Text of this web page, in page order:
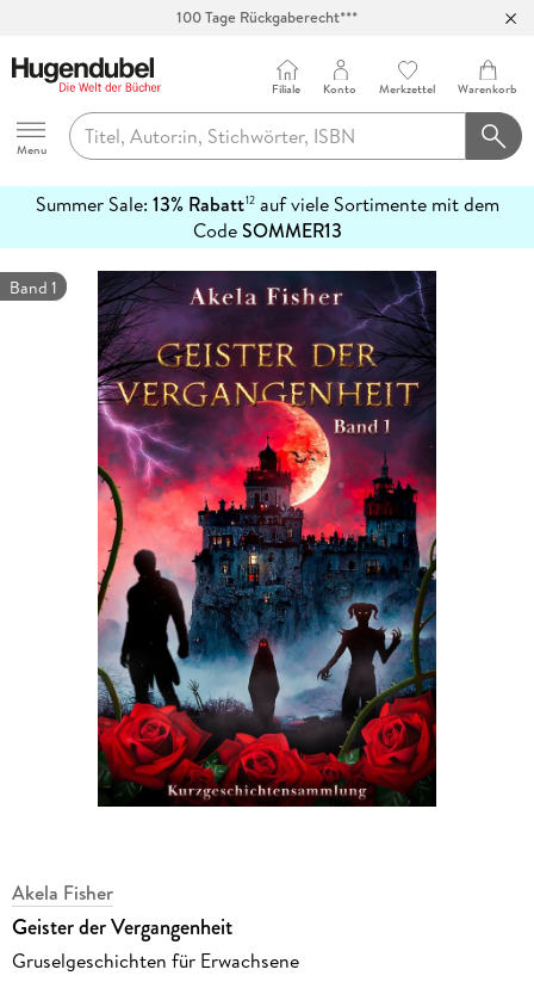
100 Tage Rückgaberecht***
Hugendubel
Menu
Filiale Konto Merkzettel Warenkorb
Summer Sale: 13% Rabatt12auf viele Sortimente mit dem
CodeSOMMER13
erfahren
Band 1
Akela Fisher
Geister der Vergangenheit
Gruselgeschichten für Erwachsene